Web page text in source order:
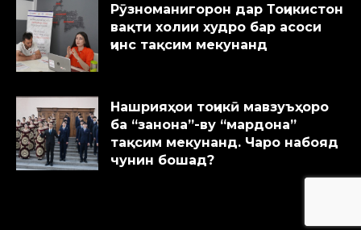
Рӯзноманигорон дар Тоҷикистон
вақти холии худро бар асоси
ҷинс тақсим мекунанд
Нашрияҳои тоҷикӣ мавзуъҳоро
ба “занона”-ву “мардона”
тақсим мекунанд. Чаро набояд
чунин бошад?